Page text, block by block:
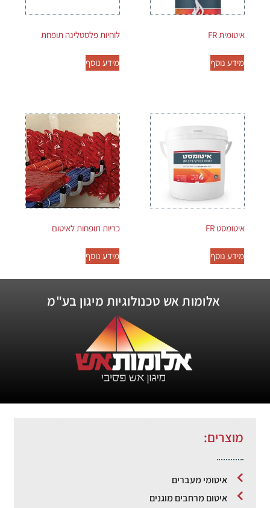
איטומית FR
מידע נוסף
לוחיות פלסטלינה תופחת
מידע נוסף
איטומסט FR
מידע נוסף
כריות תופחות לאיטום
מידע נוסף
אלומות אש טכנולוגיות מיגון בע"מ
מוצרים:
איטומי מעברים
איטום מרחבים מוגנים